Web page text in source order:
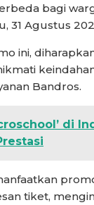
bagi
31 Agustus
ini,
Bandros.
di
tiket,